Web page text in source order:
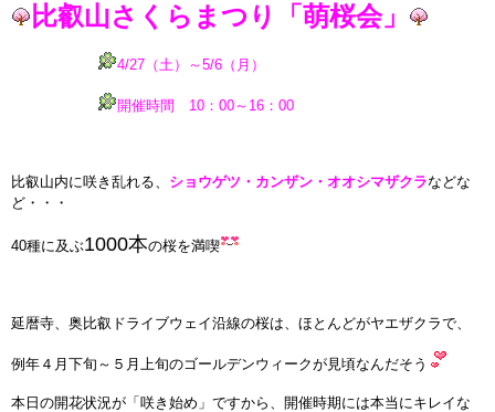
比叡山さくらまつり「萌桜会」
4/27（土）～5/6（月）
開催時間 10：00～16：00
比叡山内に咲き乱れる、 ショウゲツ・カンザン・オオシマザクラなどな
ど・・・
40種に及ぶ1000本の桜を満喫
延暦寺、奥比叡ドライブウェイ沿線の桜は、ほとんどがヤエザクラで、
例年４月下旬～５月上旬のゴールデンウィークが見頃なんだそう
本日の開花状況が「咲き始め」ですから、開催時期には本当にキレイな